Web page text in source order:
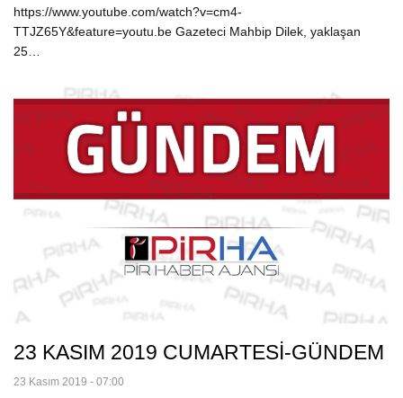
https://www.youtube.com/watch?v=cm4-
TTJZ65Y&feature=youtu.be Gazeteci Mahbip Dilek, yaklaşan
25…
23 KASIM 2019 CUMARTESİ-GÜNDEM
23 Kasım 2019 - 07:00